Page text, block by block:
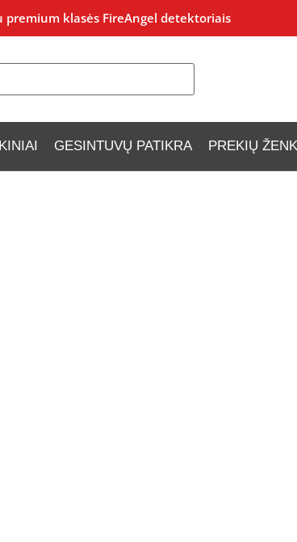
premium klasės FireAngel detektoriais
GESINTUVŲ PATIKRA PREKIŲ